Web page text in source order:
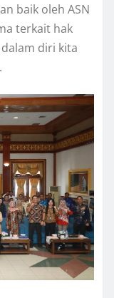
baik oleh ASN
terkait hak
diri kita